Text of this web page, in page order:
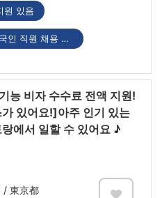
원 있음
외국인 직원 채용 실적 있음
능 비자 수수료 전액 지원!
있어요!]아주 인기 있는
에서 일할 수 있어요 ♪
東京都